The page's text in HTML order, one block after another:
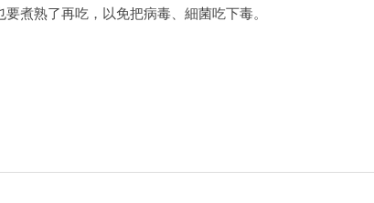
要煮熟了再吃，以免把病毒、細菌吃下毒。